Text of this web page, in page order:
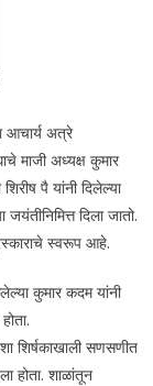
आचार्य अत्रे
माजी अध्यक्ष कुमार
पै यांनी दिलेल्या
दिला जातो.
स्वरूप आहे.
कुमार कदम यांनी
शिर्षकाखाली सणसणीत
होता. शाळांतून